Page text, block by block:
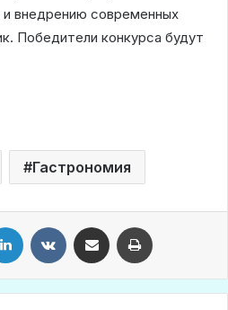
внедрению современных
Победители конкурса будут
Гастрономия